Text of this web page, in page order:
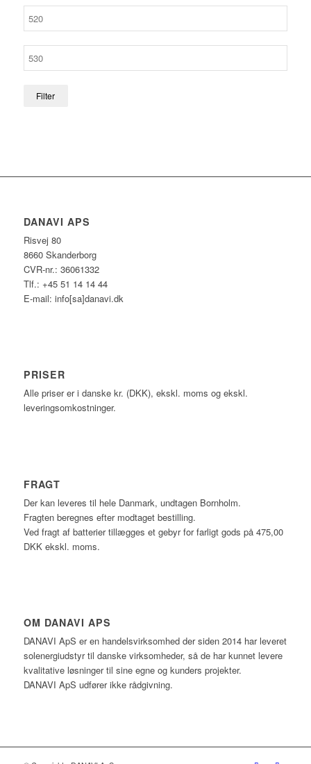
Filter
DANAVI APS
Risvej 80
8660 Skanderborg
CVR-nr.: 36061332
Tlf.: +45 51 14 14 44
E-mail: info[sa]danavi.dk
PRISER
Alle priser er i danske kr. (DKK), ekskl. moms og ekskl.
leveringsomkostninger.
FRAGT
Der kan leveres til hele Danmark, undtagen Bornholm.
Fragten beregnes efter modtaget bestilling.
Ved fragt af batterier tillægges et gebyr for farligt gods på 475,00
DKK ekskl. moms.
OM DANAVI APS
DANAVI ApS er en handelsvirksomhed der siden 2014 har leveret
solenergiudstyr til danske virksomheder, så de har kunnet levere
kvalitative løsninger til sine egne og kunders projekter.
DANAVI ApS udfører ikke rådgivning.